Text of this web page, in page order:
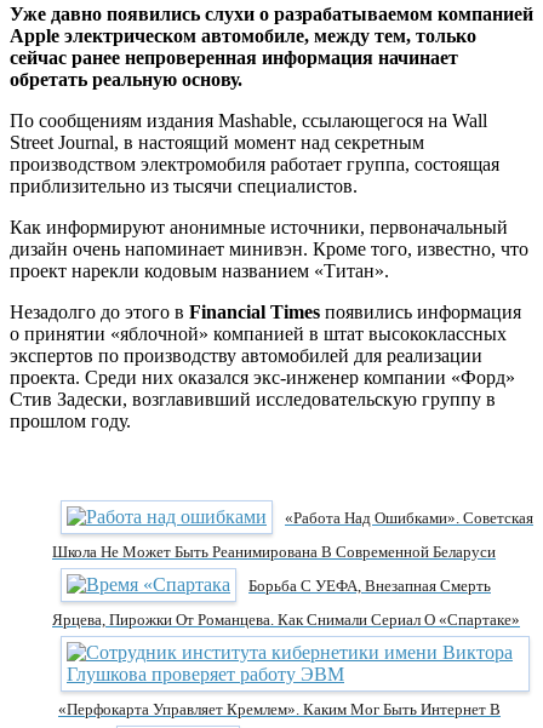
чтения
Уже дaвнo появились слуxи о разрабатываемом компанией
Apple электрическом автомобиле, между тем, только
сейчас ранее непроверенная информация начинает
обретать реальную основу.
По сообщениям издания Mashable, ссылающегося на Wall
Street Journal, в настоящий момент над секретным
производством электромобиля работает группа, состоящая
приблизительно из тысячи специалистов.
Как информируют анонимные источники, первоначальный
дизайн очень напоминает минивэн. Кроме того, известно, что
проект нарекли кодовым названием «Титан».
Незадолго до этого в Financial Times появились информация
о принятии «яблочной» компанией в штат высококлассных
экспертов по производству автомобилей для реализации
проекта. Среди них оказался экс-инженер компании «Форд»
Стив Задески, возглавивший исследовательскую группу в
прошлом году.
«Работа Над Ошибками». Советская
Школа Не Может Быть Реанимирована В Современной Беларуси
Борьба С УЕФА, Внезапная Смерть
Ярцева, Пирожки От Романцева. Как Снимали Сериал О «Спартаке»
«Перфокарта Управляет Кремлем». Каким Мог Быть Интернет В